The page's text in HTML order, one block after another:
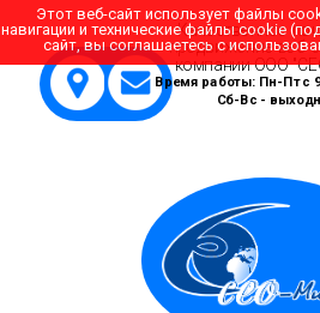
Качественное
продвижение веб
компании ООО
Время работы: Пн-Пт с
Сб-Вс -
Этот веб-сайт использует файлы
навигации и технические файлы cookie (
сайт, вы соглашаетесь с